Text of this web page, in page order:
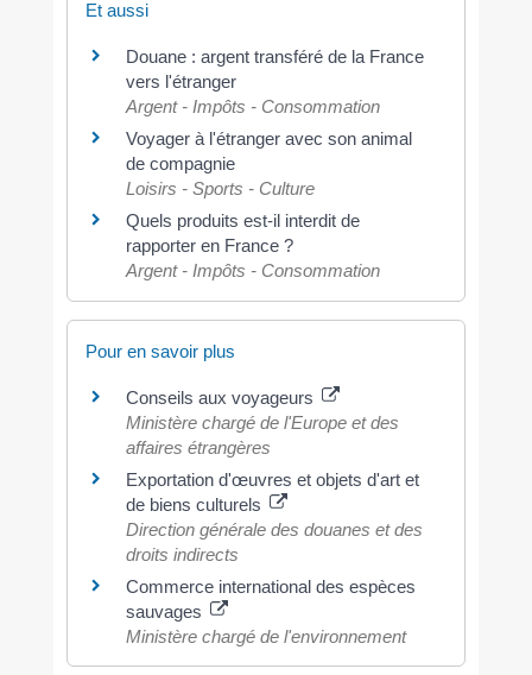
Et aussi
Douane : argent transféré de la France
vers l'étranger
Argent - Impôts - Consommation
Voyager à l'étranger avec son animal
de compagnie
Loisirs - Sports - Culture
Quels produits est-il interdit de
rapporter en France ?
Argent - Impôts - Consommation
Pour en savoir plus
Conseils aux voyageurs
Ministère chargé de l'Europe et des
affaires étrangères
Exportation d'œuvres et objets d'art et
de biens culturels
Direction générale des douanes et des
droits indirects
Commerce international des espèces
sauvages
Ministère chargé de l'environnement